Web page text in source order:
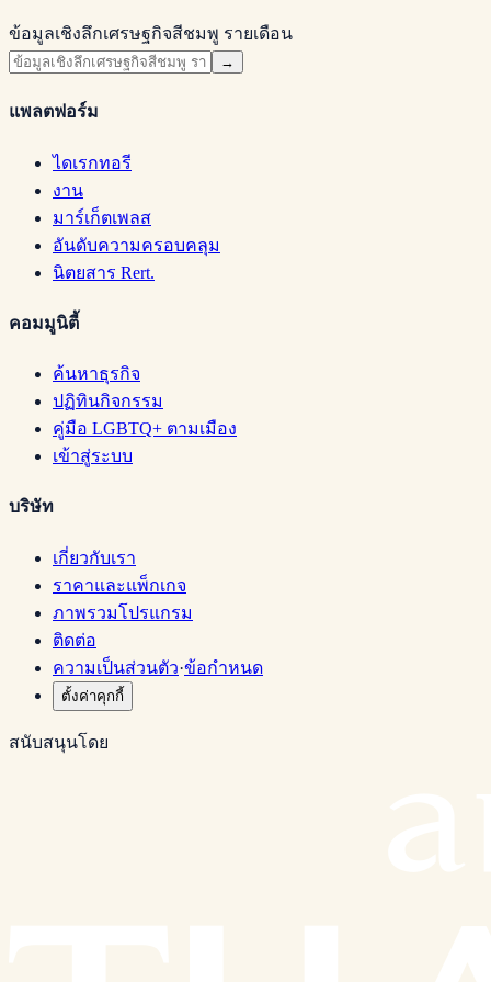
ข้อมูลเชิงลึกเศรษฐกิจสีชมพู รายเดือน
→
แพลตฟอร์ม
ไดเรกทอรี
งาน
มาร์เก็ตเพลส
อันดับความครอบคลุม
นิตยสาร Rert.
คอมมูนิตี้
ค้นหาธุรกิจ
ปฏิทินกิจกรรม
คู่มือ LGBTQ+ ตามเมือง
เข้าสู่ระบบ
บริษัท
เกี่ยวกับเรา
ราคาและแพ็กเกจ
ภาพรวมโปรแกรม
ติดต่อ
ความเป็นส่วนตัว·ข้อกำหนด
ตั้งค่าคุกกี้
สนับสนุนโดย